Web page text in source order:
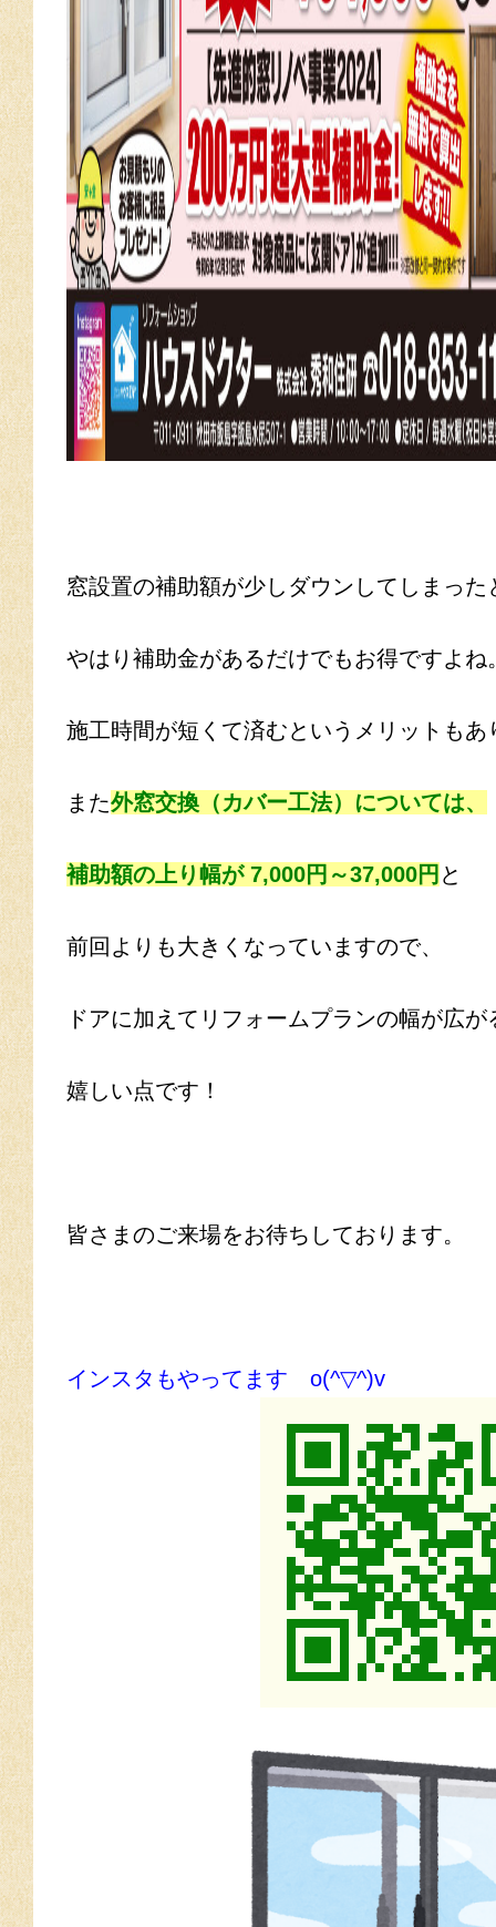
窓設置の補助額が少しダウンしてしまった
やはり補助金があるだけでもお得ですよね
施工時間が短くて済むというメリットもあ
また外窓交換（カバー工法）については、
補助額の上り幅が 7,000円～37,000円 と
前回よりも大きくなっていますので、
ドアに加えてリフォームプランの幅が広が
嬉しい点です！
皆さまのご来場をお待ちしております。
インスタもやってます o(^▽^)v